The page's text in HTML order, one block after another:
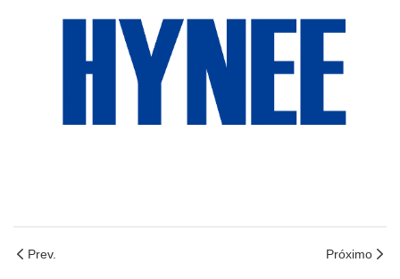
Prev. Próximo